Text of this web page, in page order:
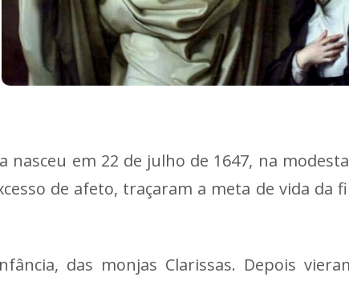
em 22 de julho de 1647, na
de afeto, traçaram a meta de vida da
das monjas Clarissas. Depois